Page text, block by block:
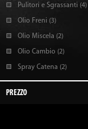
Pulitori e Sgrassanti (4)
Olio Freni (3)
Olio Miscela (2)
Olio Cambio (2)
Spray Catena (2)
PREZZO